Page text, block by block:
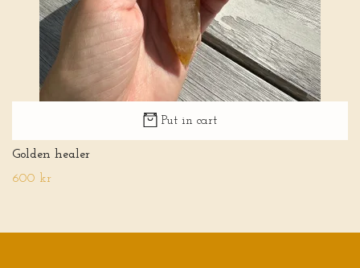
Put in cart
Golden healer
600 kr